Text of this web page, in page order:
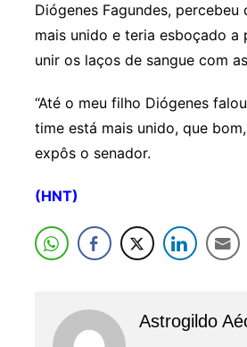
Diógenes Fagundes, percebeu
mais unido e teria esboçado a
unir os laços de sangue com
“Até o meu filho Diógenes
time está mais unido, que bom,
expôs o senador.
(HNT)
Astrogildo